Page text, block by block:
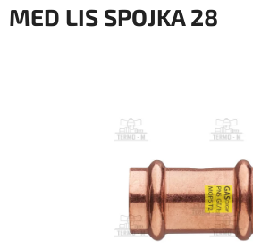
MED LIS SPOJKA 28